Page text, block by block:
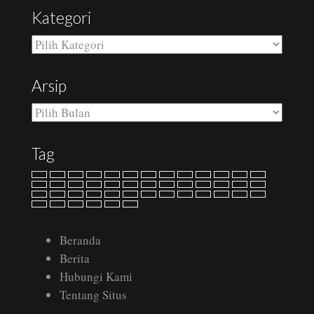
Kategori
Kategori
Arsip
Arsip
Tag
Beranda
Berita
Hubungi Kami
Tentang Situs